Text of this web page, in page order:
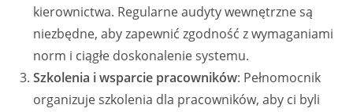
kierownictwa. Regularne audyty wewnętrzne są
niezbędne, aby zapewnić zgodność z wymaganiami
norm i ciągłe doskonalenie systemu.
Szkolenia i wsparcie pracowników: Pełnomocnik
organizuje szkolenia dla pracowników, aby ci byli